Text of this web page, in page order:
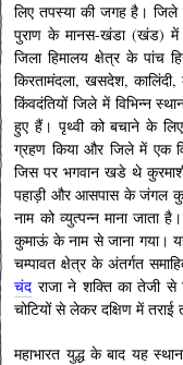
लिए तपस्या की जगह है। जिले
पुराण के मानस-खंडा (खंड) में
जिला हिमालय क्षेत्र के
किरतामंदला, खसदेश,
किंवदंतियों जिले में विभिन्न
हुए हैं। पृथ्वी को बचाने के
ग्रहण किया और जिले में एक
जिस पर भगवान खडे थे
पहाड़ी और आसपास के जंगल
नाम को व्युत्पन्न माना जाता
कुमाऊं के नाम से जाना गया।
चम्पावत क्षेत्र के अंतर्गत
चंद राजा ने शक्ति का तेजी से
चोटियों से लेकर दक्षिण में
महाभारत युद्ध के बाद यह